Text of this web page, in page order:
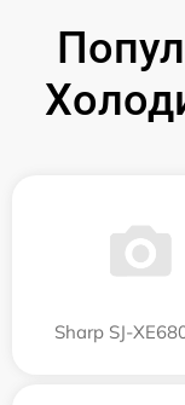
Sharp SJ-